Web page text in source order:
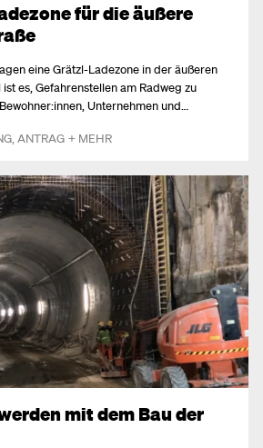
für die äußere
eine Grätzl-Ladezone in der äußeren
es, Gefahrenstellen am Radweg zu
Unternehmen und
ANTRAG + MEHR
mit dem Bau der